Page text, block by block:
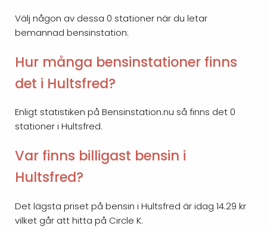
Välj någon av dessa 0 stationer när du letar
bemannad bensinstation:
Hur många bensinstationer finns
det i Hultsfred?
Enligt statistiken på Bensinstation.nu så finns det 0
stationer i Hultsfred.
Var finns billigast bensin i
Hultsfred?
Det lägsta priset på bensin i Hultsfred är idag 14.29 kr
vilket går att hitta på Circle K.